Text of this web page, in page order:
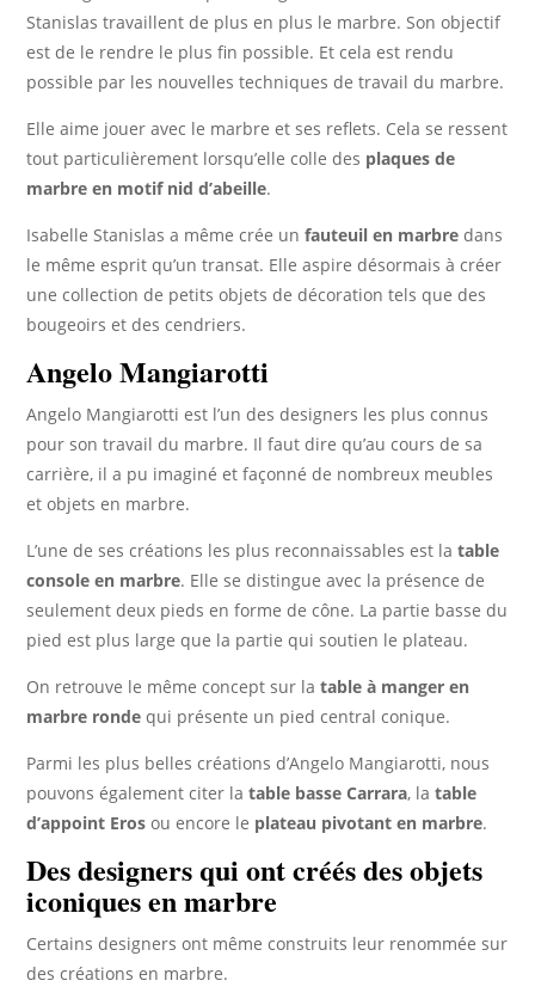
Stanislas travaillent de plus en plus le marbre. Son objectif
est de le rendre le plus fin possible. Et cela est rendu
possible par les nouvelles techniques de travail du marbre.
Elle aime jouer avec le marbre et ses reflets. Cela se ressent
tout particulièrement lorsqu’elle colle des plaques de
marbre en motif nid d’abeille.
Isabelle Stanislas a même crée un fauteuil en marbre dans
le même esprit qu’un transat. Elle aspire désormais à créer
une collection de petits objets de décoration tels que des
bougeoirs et des cendriers.
Angelo Mangiarotti
Angelo Mangiarotti est l’un des designers les plus connus
pour son travail du marbre. Il faut dire qu’au cours de sa
carrière, il a pu imaginé et façonné de nombreux meubles
et objets en marbre.
L’une de ses créations les plus reconnaissables est latable
console en marbre. Elle se distingue avec la présence de
seulement deux pieds en forme de cône. La partie basse du
pied est plus large que la partie qui soutien le plateau.
On retrouve le même concept sur la table à manger en
marbre ronde qui présente un pied central conique.
Parmi les plus belles créations d’Angelo Mangiarotti, nous
pouvons également citer la table basse Carrara, latable
d’appoint Eros ou encore le plateau pivotant en marbre.
Des designers qui ont créés des objets
iconiques en marbre
Certains designers ont même construits leur renommée sur
des créations en marbre.